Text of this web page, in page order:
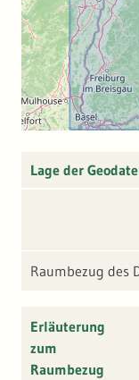
Lage der
Raumbezug des
Erläuterung
zum
Raumbezug